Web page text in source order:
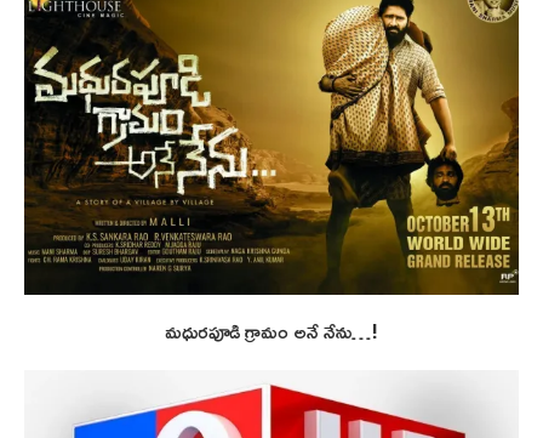
మధురపూడి గ్రామం అనే నేను…!